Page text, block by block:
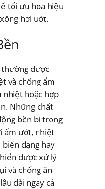
tối ưu hóa hiệu
hơi uớt.
thường được
và chống ẩm
nhiệt hoặc hợp
Những chất
bền bỉ trong
ẩm ướt, nhiệt
biến dạng hay
được xử lý
và chống ăn
dài ngay cả